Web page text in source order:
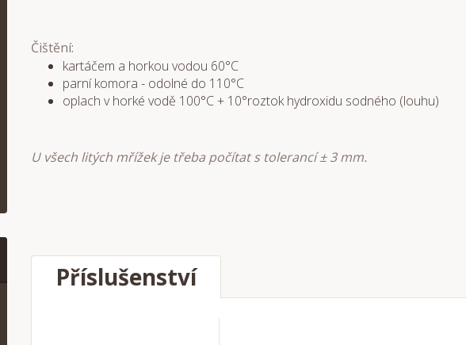
Čištění:
kartáčem a horkou vodou 60°C
parní komora - odolné do 110°C
oplach v horké vodě 100°C + 10°roztok hydroxidu sodného (louhu)
U všech litých mřížek je třeba počítat s tolerancí ± 3 mm.
Příslušenství